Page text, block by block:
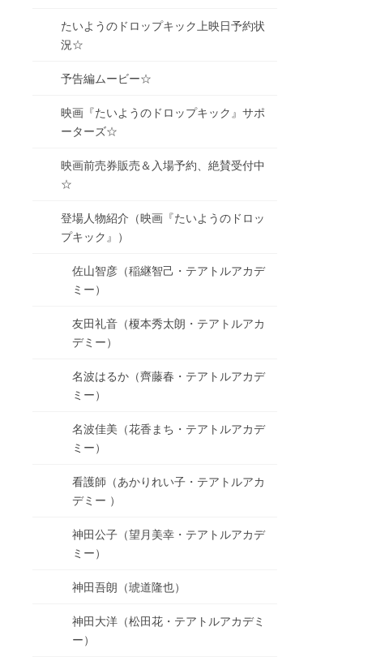
たいようのドロップキック上映日予約状
況☆
予告編ムービー☆
映画『たいようのドロップキック』サポ
ーターズ☆
映画前売券販売＆入場予約、絶賛受付中
☆
登場人物紹介（映画『たいようのドロッ
プキック』）
佐山智彦（稲継智己・テアトルアカデ
ミー）
友田礼音（榎本秀太朗・テアトルアカ
デミー）
名波はるか（齊藤春・テアトルアカデ
ミー）
名波佳美（花香まち・テアトルアカデ
ミー）
看護師（あかりれい子・テアトルアカ
デミー ）
神田公子（望月美幸・テアトルアカデ
ミー）
神田吾朗（琥道隆也）
神田大洋（松田花・テアトルアカデミ
ー）